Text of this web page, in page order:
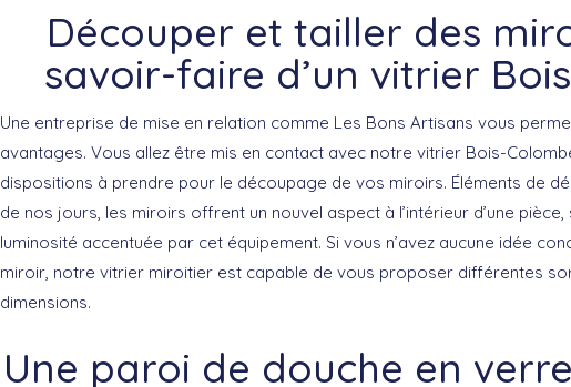
Découper et tailler des
savoir-faire d’un vitrier
Une entreprise de mise en relation comme Les Bons Artisans vous
avantages. Vous allez être mis en contact avec notre vitrier Bois-
dispositions à prendre pour le découpage de vos miroirs. Éléments de
de nos jours, les miroirs offrent un nouvel aspect à l’intérieur d’une pièce,
luminosité accentuée par cet équipement. Si vous n’avez aucune idée
miroir, notre vitrier miroitier est capable de vous proposer différentes
dimensions.
Une paroi de douche en